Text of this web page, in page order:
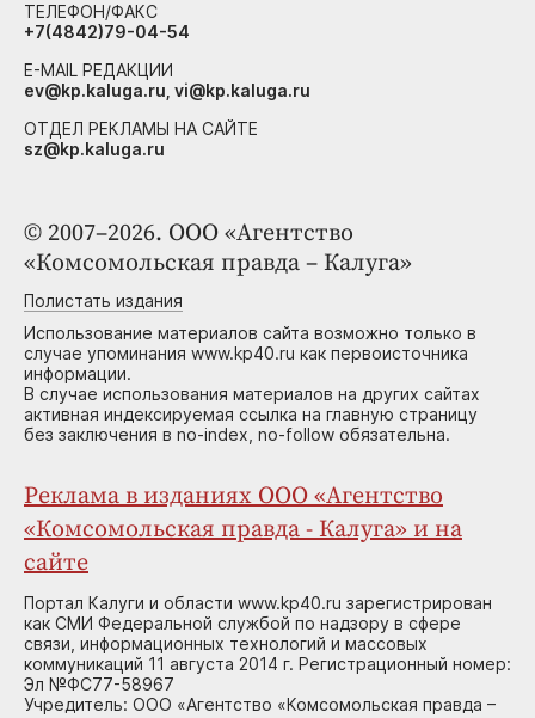
© 2007–2026. ООО «Агентство
«Комсомольская правда – Калуга»
Полистать издания
Использование материалов сайта возможно только в
случае упоминания www.kp40.ru как первоисточника
информации.
В случае использования материалов на других сайтах
активная индексируемая ссылка на главную страницу
без заключения в no-index, no-follow обязательна.
Реклама в изданиях ООО «Агентство
«Комсомольская правда - Калуга» и на
сайте
Портал Калуги и области www.kp40.ru зарегистрирован
как СМИ Федеральной службой по надзору в сфере
связи, информационных технологий и массовых
коммуникаций 11 августа 2014 г. Регистрационный номер:
Эл №ФС77-58967
Учредитель: ООО «Агентство «Комсомольская правда –
ТЕЛЕФОН/ФАКС
+7(4842)79-04-54
E-MAIL РЕДАКЦИИ
ev@kp.kaluga.ru, vi@kp.kaluga.ru
ОТДЕЛ РЕКЛАМЫ НА САЙТЕ
sz@kp.kaluga.ru